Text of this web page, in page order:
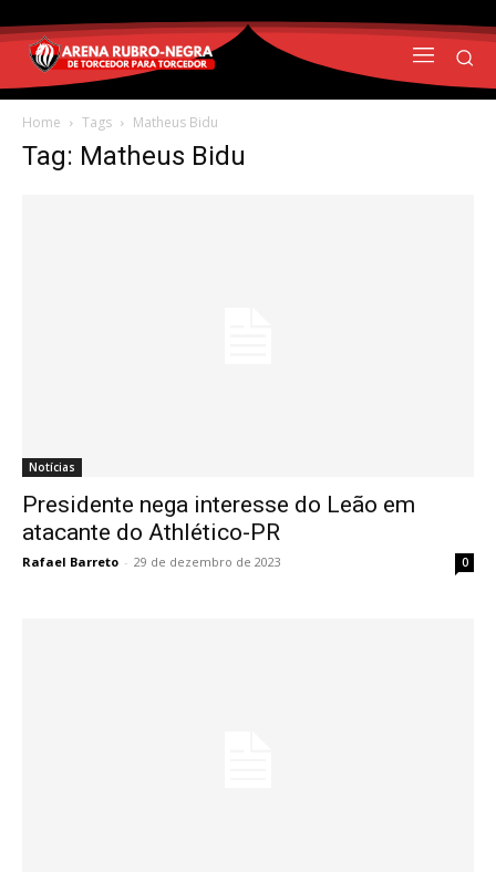
Home Tags Matheus Bidu
Tag: Matheus Bidu
Notícias
Presidente nega interesse do Leão em
atacante do Athlético-PR
Rafael Barreto - 29 de dezembro de 2023 0